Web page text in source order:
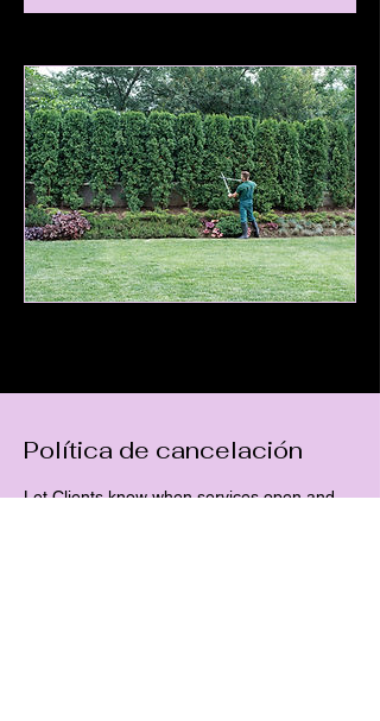
Política de cancelación
Let Clients know when services open and